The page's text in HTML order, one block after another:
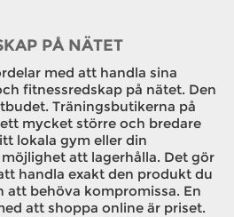
PÅ NÄTET
med att handla sina
fitnessredskap på nätet. Den
Träningsbutikerna på
mycket större och bredare
lokala gym eller din
att lagerhålla. Det gör
handla exakt den produkt du
att behöva kompromissa. En
att shoppa online är priset.